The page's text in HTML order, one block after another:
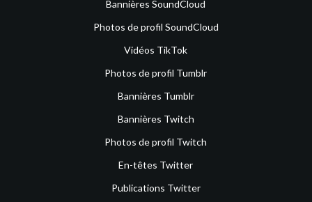
Bannières SoundCloud
Photos de profil SoundCloud
Vidéos TikTok
Photos de profil Tumblr
Bannières Tumblr
Bannières Twitch
Photos de profil Twitch
En-têtes Twitter
Publications Twitter